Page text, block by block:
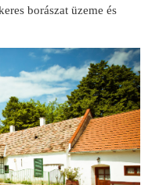
borászat üzeme és